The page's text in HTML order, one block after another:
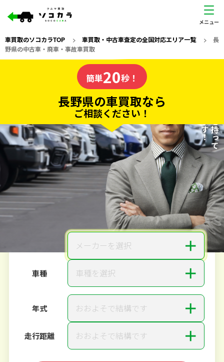
車買取のソコカラTOP > 車買取・中古車査定の全国対応エリア一覧> 長
野県の中古車・廃車・事故車買取
の車買取なら
ソコカラの
電話か出張か、高い方の査定を提案。
だから高価買取!
私たちが責任を持って
査定いたします！
簡単20秒！
長野県の車買取なら
ご相談ください！
20秒で入力完了！
無料で カンタンWeb査定
ご依頼いただいたお車を丁寧に査定いたします
メーカーを選択 ＋
車種 車種を選択 ＋
年式 おおよそで結構です ＋
走行距離 おおよそで結構です ＋